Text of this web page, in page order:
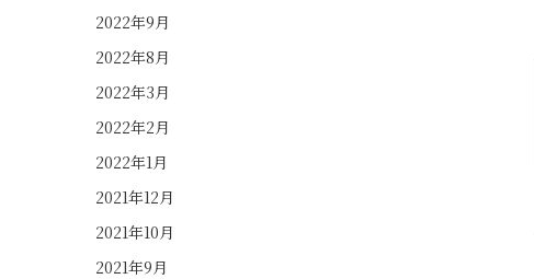
2022年9月
2022年8月
2022年3月
2022年2月
2022年1月
2021年12月
2021年10月
2021年9月